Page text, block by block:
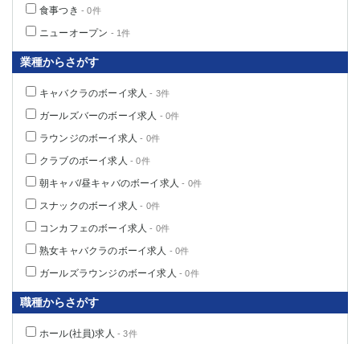
食事つき - 0件
ニューオープン - 1件
業種からさがす
キャバクラのボーイ求人 - 3件
ガールズバーのボーイ求人 - 0件
ラウンジのボーイ求人 - 0件
クラブのボーイ求人 - 0件
朝キャバ/昼キャバのボーイ求人 - 0件
スナックのボーイ求人 - 0件
コンカフェのボーイ求人 - 0件
熟女キャバクラのボーイ求人 - 0件
ガールズラウンジのボーイ求人 - 0件
職種からさがす
ホール(社員)求人 - 3件